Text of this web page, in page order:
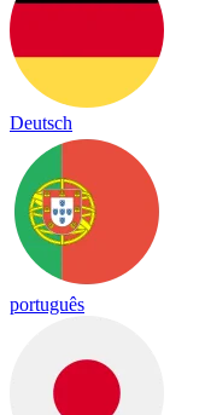
Deutsch
português